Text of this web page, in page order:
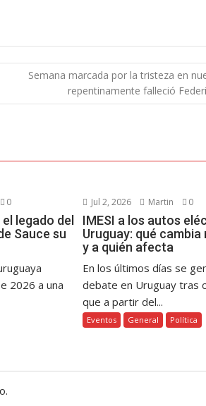
Semana marcada por la tristeza en
repentinamente falleció
0
legado del
Sauce su
2026 a una
Jul 2, 2026 Martin 0
IMESI a los autos
Uruguay: qué
y a quién afecta
En los últimos días se
debate en Uruguay tras
que a partir del...
Eventos General Política